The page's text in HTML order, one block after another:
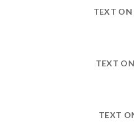
TEXT ON
TEXT
TEXT